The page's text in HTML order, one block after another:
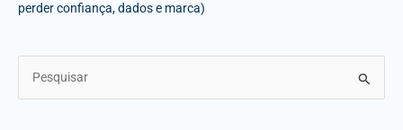
perder confiança, dados e marca)